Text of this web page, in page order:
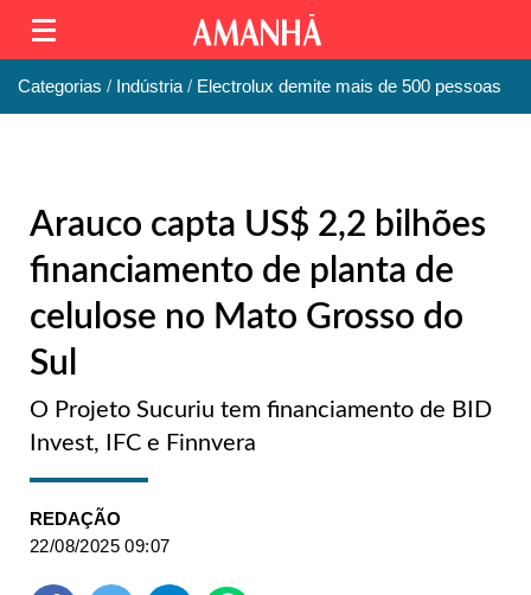
Categorias Indústria Electrolux demite mais de 500 pessoas
Arauco capta US$ 2,2 bilhões
financiamento de planta de
celulose no Mato Grosso do
Sul
O Projeto Sucuriu tem financiamento de BID
Invest, IFC e Finnvera
REDAÇÃO
22/08/2025 09:07